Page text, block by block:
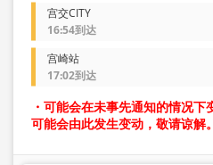
宫交CITY
16:54到达
宫崎站
17:02到达
・可能会在未事先通知的情况
可能会由此发生变动，敬请谅解。